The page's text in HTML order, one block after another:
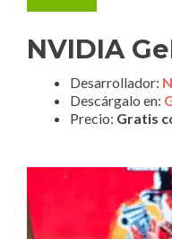
NVIDIA
Desarrollador:
Descárgalo en:
Precio: Gratis